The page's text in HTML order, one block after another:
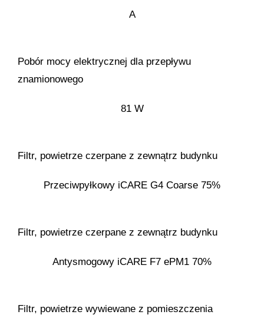
A
Pobór mocy elektrycznej dla przepływu
znamionowego
81 W
Filtr, powietrze czerpane z zewnątrz budynku
Przeciwpyłkowy iCARE G4 Coarse 75%
Filtr, powietrze czerpane z zewnątrz budynku
Antysmogowy iCARE F7 ePM1 70%
Filtr, powietrze wywiewane z pomieszczenia